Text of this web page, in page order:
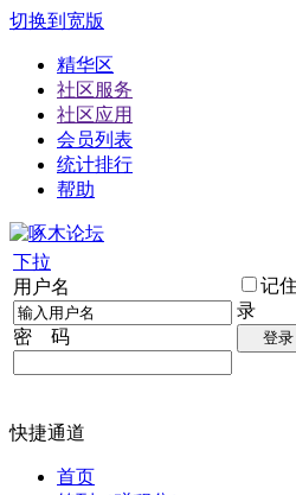
切换到宽版
精华区
社区服务
社区应用
会员列表
统计排行
帮助
下拉
用户名
密 码
记
录
登录
快捷通道
首页